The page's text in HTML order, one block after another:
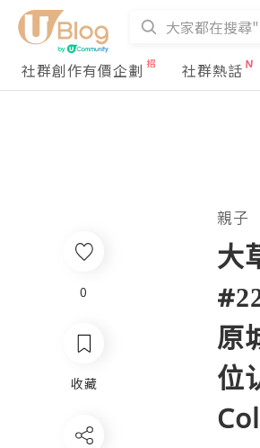
社群創作有價企劃
社群熱話
0
收藏
親子
大
原
位